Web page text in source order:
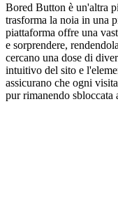
Bored Button è un'altra
trasforma la noia in una
piattaforma offre una
e sorprendere,
cercano una dose di
intuitivo del sito e
assicurano che ogni
pur rimanendo sbloccata